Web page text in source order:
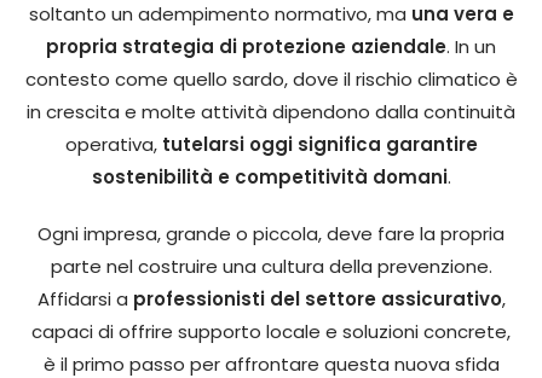
soltanto un adempimento normativo, ma una vera e
propria strategia di protezione aziendale. In un
contesto come quello sardo, dove il rischio climatico è
in crescita e molte attività dipendono dalla continuità
operativa, tutelarsi oggi significa garantire
sostenibilità e competitività domani.
Ogni impresa, grande o piccola, deve fare la propria
parte nel costruire una cultura della prevenzione.
Affidarsi a professionisti del settore assicurativo,
capaci di offrire supporto locale e soluzioni concrete,
è il primo passo per affrontare questa nuova sfida